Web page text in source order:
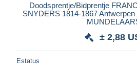
Doodsprentje/Bidprentje
SNYDERS 1814-1867
± 2,88
Estatus